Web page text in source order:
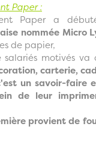
Paper :
Paper a
nommée Micro
de papier,
motivés va
carterie,
un savoir-faire
de leur
provient de